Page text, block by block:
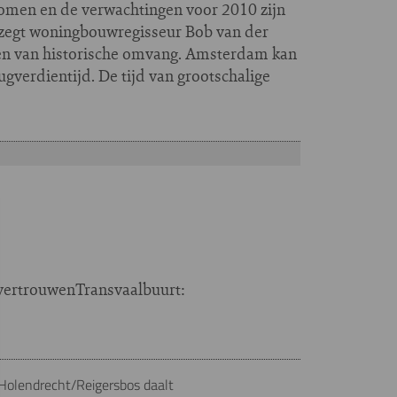
en de verwachtingen voor 2010 zijn
woningbouwregisseur Bob van der
van historische omvang. Amsterdam kan
De tijd van grootschalige
Reigersbos daalt